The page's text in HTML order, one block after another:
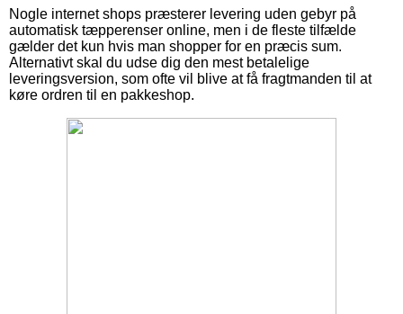
Nogle internet shops præsterer levering uden gebyr på
automatisk tæpperenser online, men i de fleste tilfælde
gælder det kun hvis man shopper for en præcis sum.
Alternativt skal du udse dig den mest betalelige
leveringsversion, som ofte vil blive at få fragtmanden til at
køre ordren til en pakkeshop.